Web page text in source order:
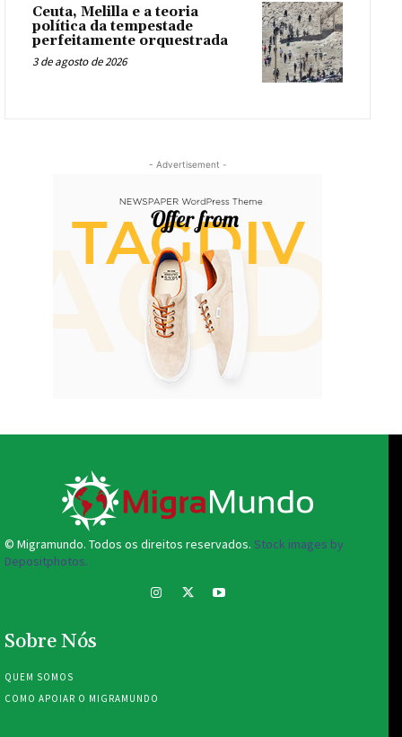
Ceuta, Melilla e a teoria
política da tempestade
perfeitamente orquestrada
3 de agosto de 2026
- Advertisement -
© Migramundo. Todos os direitos reservados. Stock images by
Depositphotos.
Sobre Nós
QUEM SOMOS
COMO APOIAR O MIGRAMUNDO